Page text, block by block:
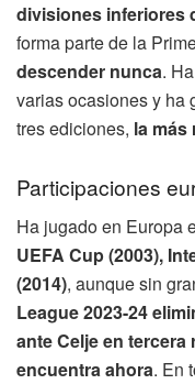
divisiones inferiores
forma parte de la
descender nunca.
varias ocasiones y ha
tres ediciones, la más
Participaciones
Ha jugado en Europa
UEFA Cup (2003),
(2014), aunque sin
League 2023-24
ante Celje en tercera
encuentra ahora. En